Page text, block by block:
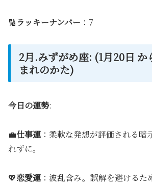
🔢 ラッキーナンバー ：7
2月.みずがめ座: (1月20日 か
まれのかた)
今日の運勢:
💼仕事運 ：柔軟な発想が評価される暗
れずに。
💖恋愛運 ：波乱含み。誤解を避ける